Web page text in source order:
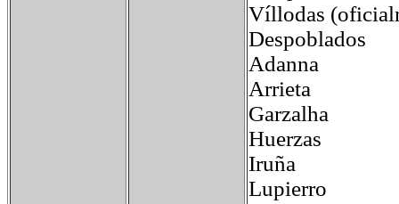
Víllodas
Despoblados
Adanna
Arrieta
Garzalha
Huerzas
Iruña
Lupierro